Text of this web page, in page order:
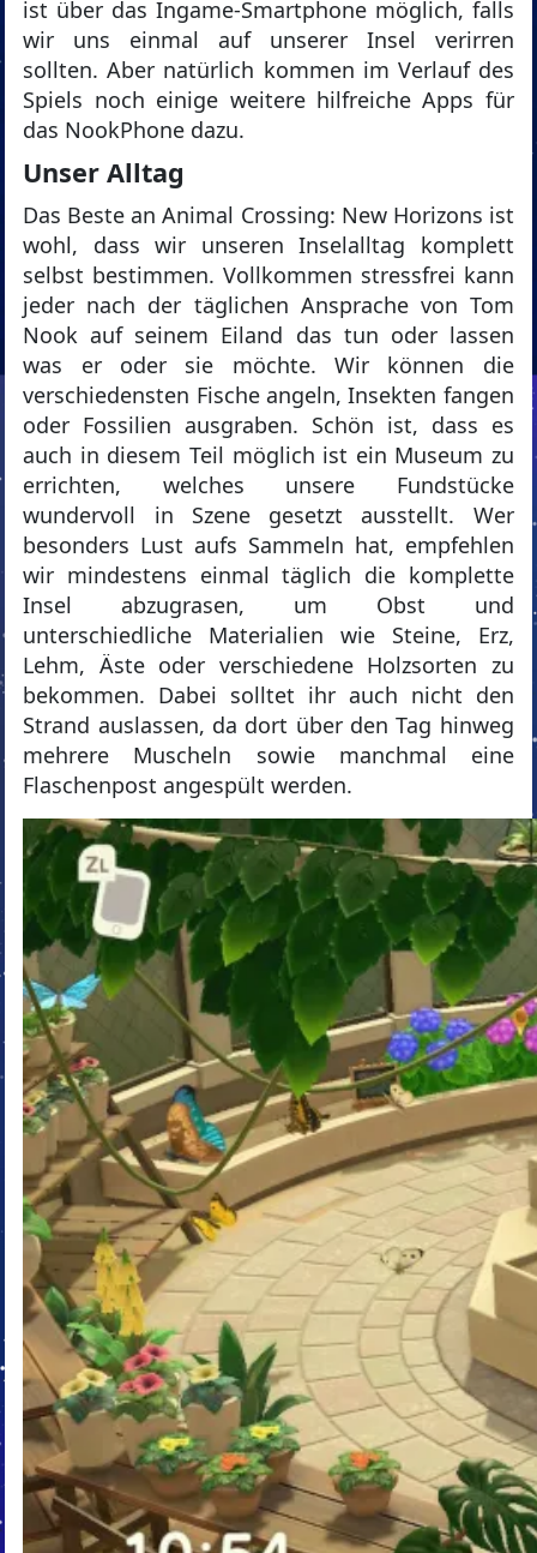
ist über das Ingame-Smartphone möglich, falls
wir uns einmal auf unserer Insel verirren
sollten. Aber natürlich kommen im Verlauf des
Spiels noch einige weitere hilfreiche Apps für
das NookPhone dazu.
Unser Alltag
Das Beste an Animal Crossing: New Horizons ist
wohl, dass wir unseren Inselalltag komplett
selbst bestimmen. Vollkommen stressfrei kann
jeder nach der täglichen Ansprache von Tom
Nook auf seinem Eiland das tun oder lassen
was er oder sie möchte. Wir können die
verschiedensten Fische angeln, Insekten fangen
oder Fossilien ausgraben. Schön ist, dass es
auch in diesem Teil möglich ist ein Museum zu
errichten, welches unsere Fundstücke
wundervoll in Szene gesetzt ausstellt. Wer
besonders Lust aufs Sammeln hat, empfehlen
wir mindestens einmal täglich die komplette
Insel abzugrasen, um Obst und
unterschiedliche Materialien wie Steine, Erz,
Lehm, Äste oder verschiedene Holzsorten zu
bekommen. Dabei solltet ihr auch nicht den
Strand auslassen, da dort über den Tag hinweg
mehrere Muscheln sowie manchmal eine
Flaschenpost angespült werden.